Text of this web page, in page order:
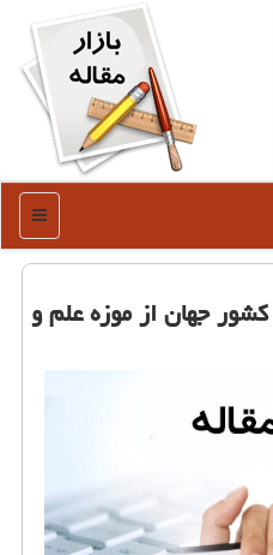
منو
بازدید دانش آموزان ۷۰ كشور جهان از موزه علم و